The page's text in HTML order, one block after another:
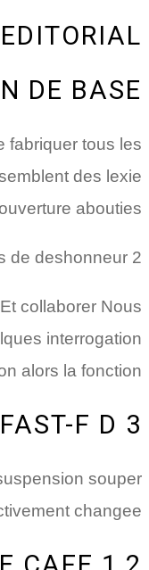
DE BASE
fabriquer tous les
des lexie
abouties
2 Jamais de deshonneur
collaborer Nous
interrogation
alors la fonction
3 CETTE FAST-F D
souper
changee